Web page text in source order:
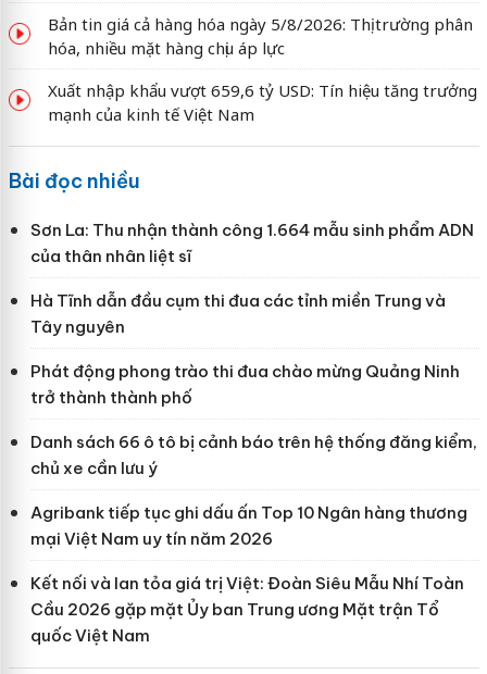
Bản tin giá cả hàng hóa ngày 5/8/2026: Thị trường phân
hóa, nhiều mặt hàng chịu áp lực
Xuất nhập khẩu vượt 659,6 tỷ USD: Tín hiệu tăng trưởng
mạnh của kinh tế Việt Nam
Bài đọc nhiều
Sơn La: Thu nhận thành công 1.664 mẫu sinh phẩm ADN
của thân nhân liệt sĩ
Hà Tĩnh dẫn đầu cụm thi đua các tỉnh miền Trung và
Tây nguyên
Phát động phong trào thi đua chào mừng Quảng Ninh
trở thành thành phố
Danh sách 66 ô tô bị cảnh báo trên hệ thống đăng kiểm,
chủ xe cần lưu ý
Agribank tiếp tục ghi dấu ấn Top 10 Ngân hàng thương
mại Việt Nam uy tín năm 2026
Kết nối và lan tỏa giá trị Việt: Đoàn Siêu Mẫu Nhí Toàn
Cầu 2026 gặp mặt Ủy ban Trung ương Mặt trận Tổ
quốc Việt Nam